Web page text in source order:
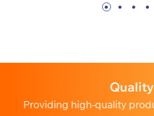
at competitive Dedicated